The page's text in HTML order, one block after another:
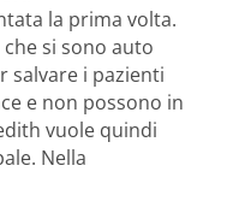
la prima volta.
si sono auto
salvare i pazienti
e non possono in
vuole quindi
Nella